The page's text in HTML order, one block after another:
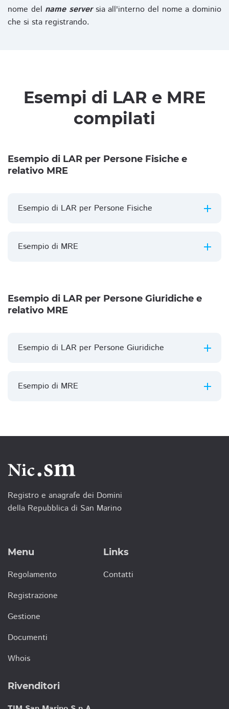
nome del name serversia all'interno del nome a dominio
che si sta registrando.
Esempi di LAR e MRE
compilati
Esempio di LAR per Persone Fisiche e
relativo MRE
Esempio di LAR per Persone Fisiche
Esempio di MRE
Esempio di LAR per Persone Giuridiche e
relativo MRE
Esempio di LAR per Persone Giuridiche
Esempio di MRE
Registro e anagrafe dei Domini
della Repubblica di San Marino
Menu
Regolamento
Registrazione
Gestione
Documenti
Whois
Links
Contatti
Rivenditori